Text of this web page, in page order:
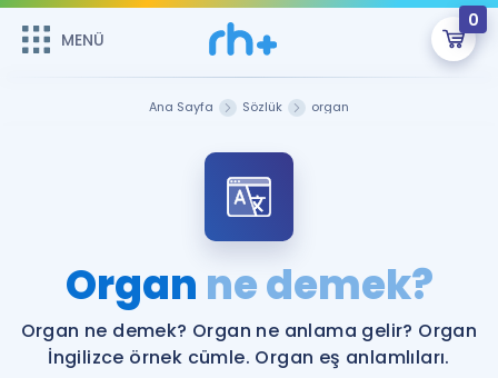
MENÜ
0
ÜYE DEĞİLİM
Sepetin Şu An Boş.
Remzi Hoca ile seni sınava hazırlayacak onlarca eğitim seni
bekliyor!
MENÜ
Katılımcı Görüşleri
Faydalı Araçlar
Ana Sayfa Sözlük organ
Organ ne demek?
Organ ne demek? Organ ne anlama gelir? Organ
İngilizce örnek cümle. Organ eş anlamlıları.